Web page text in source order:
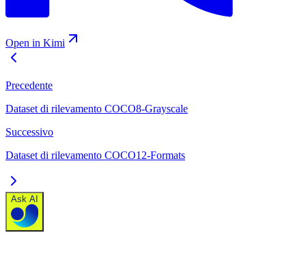
Open in Kimi
Precedente
Dataset di rilevamento COCO8-Grayscale
Successivo
Dataset di rilevamento COCO12-Formats
Ask AI